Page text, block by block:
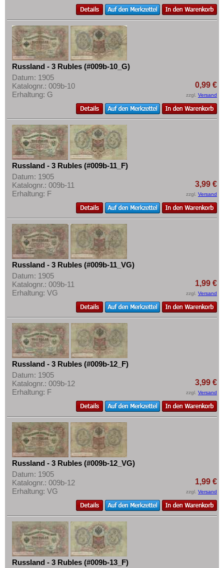
Russland - 3 Rubles (#009b-10_G)
Datum: 1905
Katalognr.: 009b-10
Erhaltung: G
0,99 €
zzgl. Versand
Russland - 3 Rubles (#009b-11_F)
Datum: 1905
Katalognr.: 009b-11
Erhaltung: F
3,99 €
zzgl. Versand
Russland - 3 Rubles (#009b-11_VG)
Datum: 1905
Katalognr.: 009b-11
Erhaltung: VG
1,99 €
zzgl. Versand
Russland - 3 Rubles (#009b-12_F)
Datum: 1905
Katalognr.: 009b-12
Erhaltung: F
3,99 €
zzgl. Versand
Russland - 3 Rubles (#009b-12_VG)
Datum: 1905
Katalognr.: 009b-12
Erhaltung: VG
1,99 €
zzgl. Versand
Russland - 3 Rubles (#009b-13_F)